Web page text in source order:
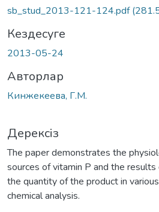
sb_stud_2013-121-124.pdf
Кездесуге
2013-05-24
Авторлар
Кинжекеева, Г.М.
Дерексіз
The paper demonstrates the
sources of vitamin P and the
the quantity of the product in
chemical analysis.